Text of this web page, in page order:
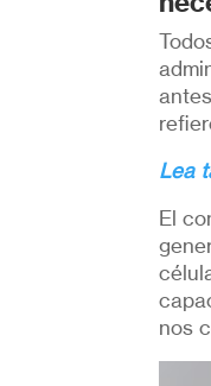
Lea
El
nos